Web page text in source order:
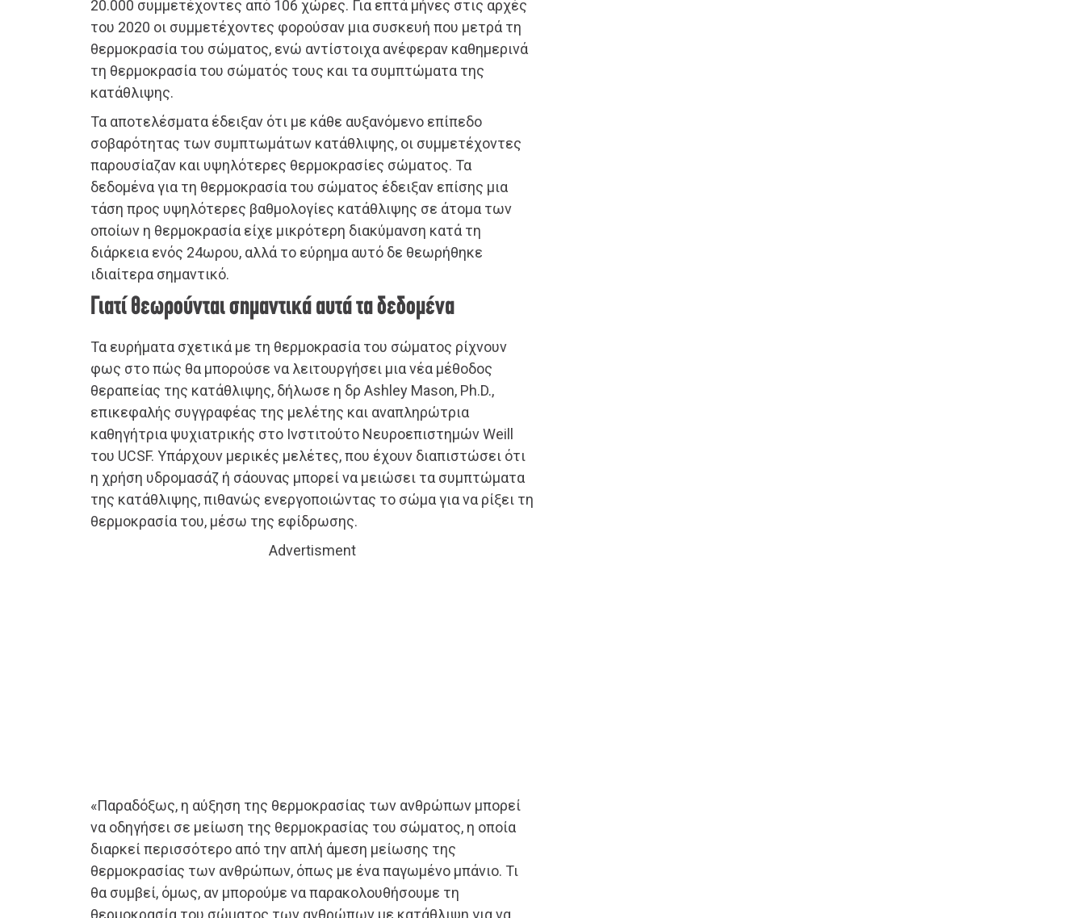
20.000 συμμετέχοντες από 106 χώρες. Για επτά μήνες στις αρχές
του 2020 οι συμμετέχοντες φορούσαν μια συσκευή που μετρά τη
θερμοκρασία του σώματος, ενώ αντίστοιχα ανέφεραν καθημερινά
τη θερμοκρασία του σώματός τους και τα συμπτώματα της
κατάθλιψης.
Τα αποτελέσματα έδειξαν ότι με κάθε αυξανόμενο επίπεδο
σοβαρότητας των συμπτωμάτων κατάθλιψης, οι συμμετέχοντες
παρουσίαζαν και υψηλότερες θερμοκρασίες σώματος. Τα
δεδομένα για τη θερμοκρασία του σώματος έδειξαν επίσης μια
τάση προς υψηλότερες βαθμολογίες κατάθλιψης σε άτομα των
οποίων η θερμοκρασία είχε μικρότερη διακύμανση κατά τη
διάρκεια ενός 24ωρου, αλλά το εύρημα αυτό δε θεωρήθηκε
ιδιαίτερα σημαντικό.
Γιατί θεωρούνται σημαντικά αυτά τα δεδομένα
Τα ευρήματα σχετικά με τη θερμοκρασία του σώματος ρίχνουν
φως στο πώς θα μπορούσε να λειτουργήσει μια νέα μέθοδος
θεραπείας της κατάθλιψης, δήλωσε η δρ Ashley Mason, Ph.D.,
επικεφαλής συγγραφέας της μελέτης και αναπληρώτρια
καθηγήτρια ψυχιατρικής στο Ινστιτούτο Νευροεπιστημών Weill
του UCSF. Υπάρχουν μερικές μελέτες, που έχουν διαπιστώσει ότι
η χρήση υδρομασάζ ή σάουνας μπορεί να μειώσει τα συμπτώματα
της κατάθλιψης, πιθανώς ενεργοποιώντας το σώμα για να ρίξει τη
θερμοκρασία του, μέσω της εφίδρωσης.
Advertisment
«Παραδόξως, η αύξηση της θερμοκρασίας των ανθρώπων μπορεί
να οδηγήσει σε μείωση της θερμοκρασίας του σώματος, η οποία
διαρκεί περισσότερο από την απλή άμεση μείωσης της
θερμοκρασίας των ανθρώπων, όπως με ένα παγωμένο μπάνιο. Τι
θα συμβεί, όμως, αν μπορούμε να παρακολουθήσουμε τη
θερμοκρασία του σώματος των ανθρώπων με κατάθλιψη για να